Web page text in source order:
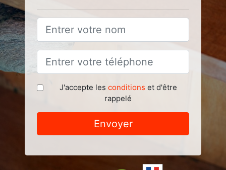
J'accepte les conditions et d'être
rappelé
Envoyer